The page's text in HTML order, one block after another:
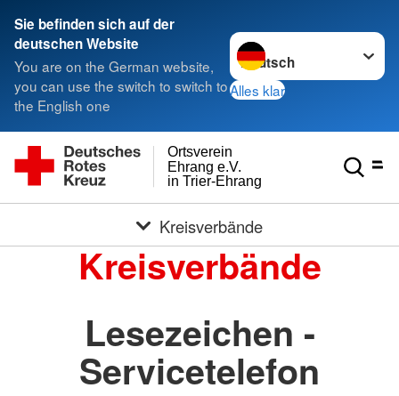
Sie befinden sich auf der
deutschen Website
You are on the German website,
you can use the switch to switch to
the English one
Sprache wechseln zu
Alles klar
in Trier-Ehrang
Ehrang e.V.
Ortsverein
Kreisverbände
Kreisverbände
Lesezeichen -
Servicetelefon